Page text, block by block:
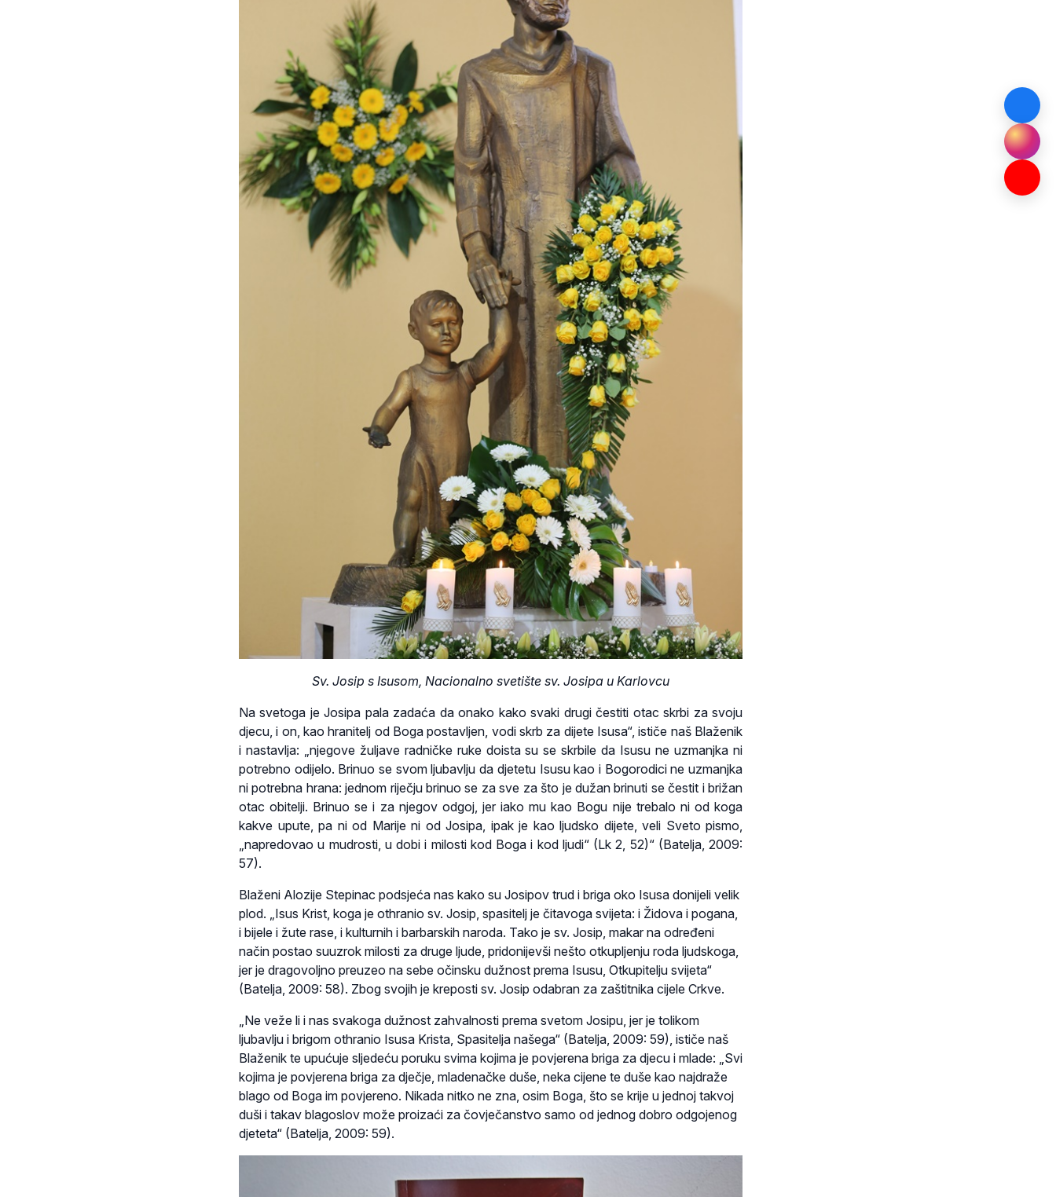
Sv. Josip s Isusom, Nacionalno svetište sv. Josipa u Karlovcu
Na svetoga je Josipa pala zadaća da onako kako svaki drugi čestiti otac skrbi za svoju
djecu, i on, kao hranitelj od Boga postavljen, vodi skrb za dijete Isusa“, ističe naš Blaženik
i nastavlja: „njegove žuljave radničke ruke doista su se skrbile da Isusu ne uzmanjka ni
potrebno odijelo. Brinuo se svom ljubavlju da djetetu Isusu kao i Bogorodici ne uzmanjka
ni potrebna hrana: jednom riječju brinuo se za sve za što je dužan brinuti se čestit i brižan
otac obitelji. Brinuo se i za njegov odgoj, jer iako mu kao Bogu nije trebalo ni od koga
kakve upute, pa ni od Marije ni od Josipa, ipak je kao ljudsko dijete, veli Sveto pismo,
„napredovao u mudrosti, u dobi i milosti kod Boga i kod ljudi“ (Lk 2, 52)“ (Batelja, 2009:
57).
Blaženi Alozije Stepinac podsjeća nas kako su Josipov trud i briga oko Isusa donijeli velik
plod. „Isus Krist, koga je othranio sv. Josip, spasitelj je čitavoga svijeta: i Židova i pogana,
i bijele i žute rase, i kulturnih i barbarskih naroda. Tako je sv. Josip, makar na određeni
način postao suuzrok milosti za druge ljude, pridonijevši nešto otkupljenju roda ljudskoga,
jer je dragovoljno preuzeo na sebe očinsku dužnost prema Isusu, Otkupitelju svijeta“
(Batelja, 2009: 58). Zbog svojih je kreposti sv. Josip odabran za zaštitnika cijele Crkve.
„Ne veže li i nas svakoga dužnost zahvalnosti prema svetom Josipu, jer je tolikom
ljubavlju i brigom othranio Isusa Krista, Spasitelja našega“ (Batelja, 2009: 59), ističe naš
Blaženik te upućuje sljedeću poruku svima kojima je povjerena briga za djecu i mlade: „Svi
kojima je povjerena briga za dječje, mladenačke duše, neka cijene te duše kao najdraže
blago od Boga im povjereno. Nikada nitko ne zna, osim Boga, što se krije u jednoj takvoj
duši i takav blagoslov može proizaći za čovječanstvo samo od jednog dobro odgojenog
djeteta“ (Batelja, 2009: 59).